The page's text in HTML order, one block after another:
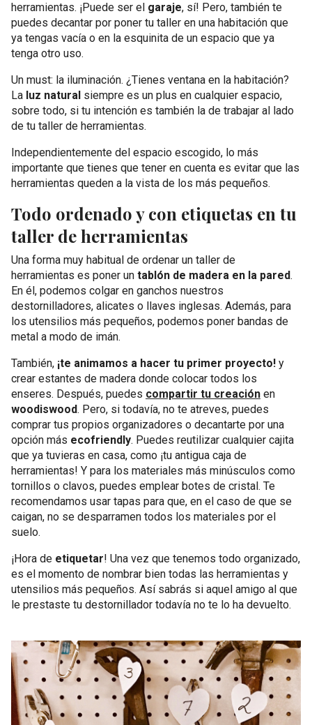
herramientas. ¡Puede ser el garaje, sí! Pero, también te
puedes decantar por poner tu taller en una habitación que
ya tengas vacía o en la esquinita de un espacio que ya
tenga otro uso.
Un must: la iluminación. ¿Tienes ventana en la habitación?
La luz natural siempre es un plus en cualquier espacio,
sobre todo, si tu intención es también la de trabajar al lado
de tu taller de herramientas.
Independientemente del espacio escogido, lo más
importante que tienes que tener en cuenta es evitar que las
herramientas queden a la vista de los más pequeños.
Todo ordenado y con etiquetas en tu
taller de herramientas
Una forma muy habitual de ordenar un taller de
herramientas es poner un tablón de madera en la pared.
En él, podemos colgar en ganchos nuestros
destornilladores, alicates o llaves inglesas. Además, para
los utensilios más pequeños, podemos poner bandas de
metal a modo de imán.
También, ¡te animamos a hacer tu primer proyecto! y
crear estantes de madera donde colocar todos los
enseres. Después, puedes compartir tu creación en
woodiswood. Pero, si todavía, no te atreves, puedes
comprar tus propios organizadores o decantarte por una
opción más ecofriendly. Puedes reutilizar cualquier cajita
que ya tuvieras en casa, como ¡tu antigua caja de
herramientas! Y para los materiales más minúsculos como
tornillos o clavos, puedes emplear botes de cristal. Te
recomendamos usar tapas para que, en el caso de que se
caigan, no se desparramen todos los materiales por el
suelo.
¡Hora de etiquetar! Una vez que tenemos todo organizado,
es el momento de nombrar bien todas las herramientas y
utensilios más pequeños. Así sabrás si aquel amigo al que
le prestaste tu destornillador todavía no te lo ha devuelto.